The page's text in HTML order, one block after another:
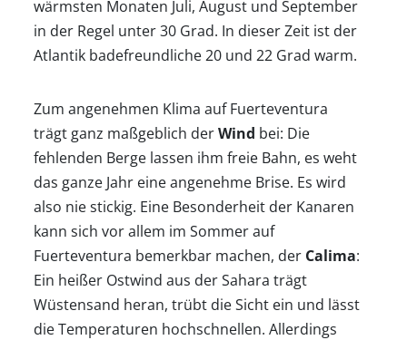
wärmsten Monaten Juli, August und September
in der Regel unter 30 Grad. In dieser Zeit ist der
Atlantik badefreundliche 20 und 22 Grad warm.
Zum angenehmen Klima auf Fuerteventura
trägt ganz maßgeblich derWind bei: Die
fehlenden Berge lassen ihm freie Bahn, es weht
das ganze Jahr eine angenehme Brise. Es wird
also nie stickig. Eine Besonderheit der Kanaren
kann sich vor allem im Sommer auf
Fuerteventura bemerkbar machen, der Calima:
Ein heißer Ostwind aus der Sahara trägt
Wüstensand heran, trübt die Sicht ein und lässt
die Temperaturen hochschnellen. Allerdings